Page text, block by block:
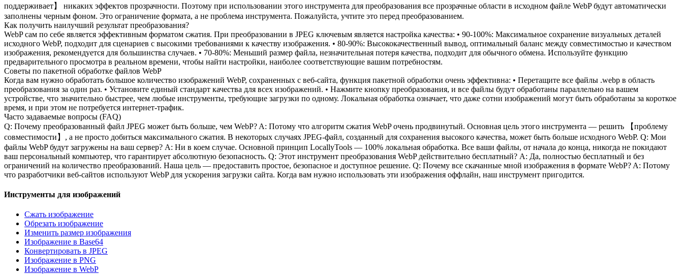
поддерживает】 никаких эффектов прозрачности. Поэтому при использовании этого инструмента для преобразования все прозрачные области в исходном файле WebP будут автоматически
заполнены черным фоном. Это ограничение формата, а не проблема инструмента. Пожалуйста, учтите это перед преобразованием.
Как получить наилучший результат преобразования?
WebP сам по себе является эффективным форматом сжатия. При преобразовании в JPEG ключевым является настройка качества: • 90-100%: Максимальное сохранение визуальных деталей
исходного WebP, подходит для сценариев с высокими требованиями к качеству изображения. • 80-90%: Высококачественный вывод, оптимальный баланс между совместимостью и качеством
изображения, рекомендуется для большинства случаев. • 70-80%: Меньший размер файла, незначительная потеря качества, подходит для обычного обмена. Используйте функцию
предварительного просмотра в реальном времени, чтобы найти настройки, наиболее соответствующие вашим потребностям.
Советы по пакетной обработке файлов WebP
Когда вам нужно обработать большое количество изображений WebP, сохраненных с веб-сайта, функция пакетной обработки очень эффективна: • Перетащите все файлы .webp в область
преобразования за один раз. • Установите единый стандарт качества для всех изображений. • Нажмите кнопку преобразования, и все файлы будут обработаны параллельно на вашем
устройстве, что значительно быстрее, чем любые инструменты, требующие загрузки по одному. Локальная обработка означает, что даже сотни изображений могут быть обработаны за короткое
время, и при этом не потребуется интернет-трафик.
Часто задаваемые вопросы (FAQ)
Q: Почему преобразованный файл JPEG может быть больше, чем WebP? A: Потому что алгоритм сжатия WebP очень продвинутый. Основная цель этого инструмента — решить 【проблему
совместимости】, а не просто добиться максимального сжатия. В некоторых случаях JPEG-файл, созданный для сохранения высокого качества, может быть больше исходного WebP. Q: Мои
файлы WebP будут загружены на ваш сервер? A: Ни в коем случае. Основной принцип LocallyTools — 100% локальная обработка. Все ваши файлы, от начала до конца, никогда не покидают
ваш персональный компьютер, что гарантирует абсолютную безопасность. Q: Этот инструмент преобразования WebP действительно бесплатный? A: Да, полностью бесплатный и без
ограничений на количество преобразований. Наша цель — предоставить простое, безопасное и доступное решение. Q: Почему все скачанные мной изображения в формате WebP? A: Потому
что разработчики веб-сайтов используют WebP для ускорения загрузки сайта. Когда вам нужно использовать эти изображения оффлайн, наш инструмент пригодится.
Инструменты для изображений
Сжать изображение
Обрезать изображение
Изменить размер изображения
Изображение в Base64
Конвертировать в JPEG
Изображение в PNG
Изображение в WebP